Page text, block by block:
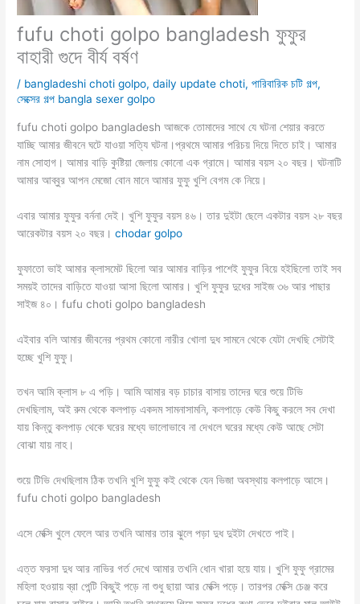
fufu choti golpo bangladesh ফুফুর
বাহারী গুদে বীর্য বর্ষণ
/ bangladeshi choti golpo,daily update choti,পারিবারিক চটি গল্প,
সেক্সের গল্প bangla sexer golpo
fufu choti golpo bangladesh আজকে তোমাদের সাথে যে ঘটনা শেয়ার করতে
যাচ্ছি আমার জীবনে ঘটে যাওয়া সত্যি ঘটনা।প্রথমে আমার পরিচয় দিয়ে দিতে চাই। আমার
নাম সোহাগ। আমার বাড়ি কুষ্টিয়া জেলায় কোনো এক গ্রামে। আমার বয়স ২০ বছর। ঘটনাটি
আমার আব্বুর আপন মেজো বোন মানে আমার ফুফু খুশি বেগম কে নিয়ে।
এবার আমার ফুফুর বর্ননা দেই। খুশি ফুফুর বয়স ৪৬। তার দুইটা ছেলে একটার বয়স ২৮ বছর
আরেকটার বয়স ২০ বছর।chodar golpo
ফুফাতো ভাই আমার ক্লাসমেট ছিলো আর আমার বাড়ির পাশেই ফুফুর বিয়ে হইছিলো তাই সব
সময়ই তাদের বাড়িতে যাওয়া আসা ছিলো আমার। খুশি ফুফুর দুধের সাইজ ৩৬ আর পাছার
সাইজ ৪০। fufu choti golpo bangladesh
এইবার বলি আমার জীবনের প্রথম কোনো নারীর খোলা দুধ সামনে থেকে যেটা দেখছি সেটাই
হচ্ছে খুশি ফুফু।
তখন আমি ক্লাস ৮ এ পড়ি। আমি আমার বড় চাচার বাসায় তাদের ঘরে শুয়ে টিভি
দেখছিলাম, অই রুম থেকে কলপাড় একদম সামনাসামনি, কলপাড়ে কেউ কিছু করলে সব দেখা
যায় কিন্তু কলপাড় থেকে ঘরের মধ্যে ভালোভাবে না দেখলে ঘরের মধ্যে কেউ আছে সেটা
বোঝা যায় নাহ।
শুয়ে টিভি দেখছিলাম ঠিক তখনি খুশি ফুফু কই থেকে যেন ভিজা অবস্থায় কলপাড়ে আসে।
fufu choti golpo bangladesh
এসে মেক্সি খুলে ফেলে আর তখনি আমার তার ঝুলে পড়া দুধ দুইটা দেখতে পাই।
এত্ত ফরসা দুধ আর নাভির গর্ত দেখে আমার তখনি ধোন খারা হয়ে যায়। খুশি ফুফু গ্রামের
মহিলা হওয়ায় ব্রা পেন্টি কিছুই পড়ে না শুধু ছায়া আর মেক্সি পড়ে। তারপর মেক্সি চেঞ্জ করে